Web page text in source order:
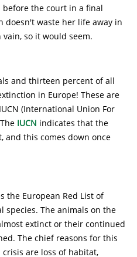
the court in a final
doesn't waste her life away in
so it would seem.
and thirteen percent of all
in Europe! These are
(International Union For
IUCN indicates that the
and this comes down once
the European Red List of
species. The animals on the
extinct or their continued
The chief reasons for this
are loss of habitat,